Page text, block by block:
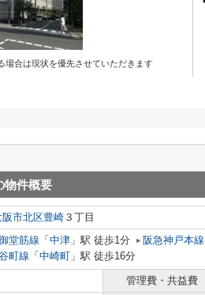
合は現状を優先させていただきます
物件概要
阪市北区豊崎 ３丁目
堂筋線 「 中津 」駅 徒歩1分 阪急神戸本線
町線 「 中崎町 」駅 徒歩16分
管理費・共益費